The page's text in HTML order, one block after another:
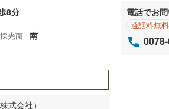
8分
光面 南
式会社）
電話でお
通話料無料